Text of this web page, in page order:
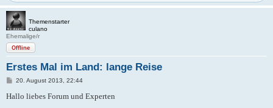
Themenstarter
culano
Ehemalige/r
Offline
Erstes Mal im Land: lange Reise
B
i
20. August 2013, 22:44
Hallo liebes Forum und Experten